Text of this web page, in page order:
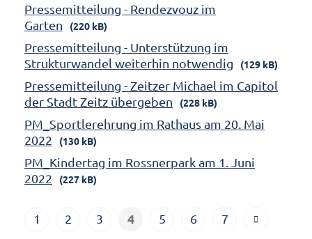
Pressemitteilung - Rendezvouz im
Garten
(220 kB)
Pressemitteilung - Unterstützung im
Strukturwandel weiterhin notwendig
(129 kB)
Pressemitteilung - Zeitzer Michael im Capitol
der Stadt Zeitz übergeben
(228 kB)
PM_Sportlerehrung im Rathaus am 20. Mai
2022
(130 kB)
PM_Kindertag im Rossnerpark am 1. Juni
2022
(227 kB)
1 2 3 4 5 6 7